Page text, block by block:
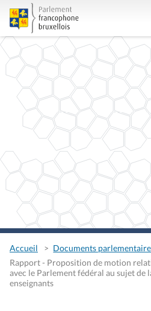
Accueil
Documents
Rapport - Proposition de motion
avec le Parlement fédéral au sujet de
enseignants